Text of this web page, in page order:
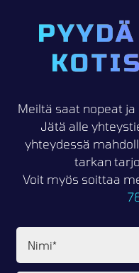
Meiltä saat nopeat
Jätä alle
yhteydessä
tarkan
Voit myös soittaa